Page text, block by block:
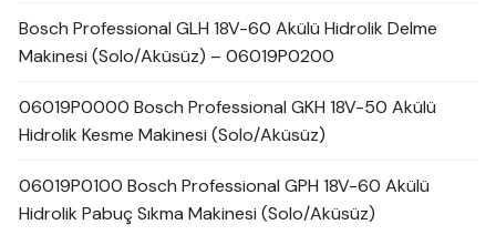
Bosch Professional GLH 18V-60 Akülü Hidrolik Delme
Makinesi (Solo/Aküsüz) – 06019P0200
06019P0000 Bosch Professional GKH 18V-50 Akülü
Hidrolik Kesme Makinesi (Solo/Aküsüz)
06019P0100 Bosch Professional GPH 18V-60 Akülü
Hidrolik Pabuç Sıkma Makinesi (Solo/Aküsüz)